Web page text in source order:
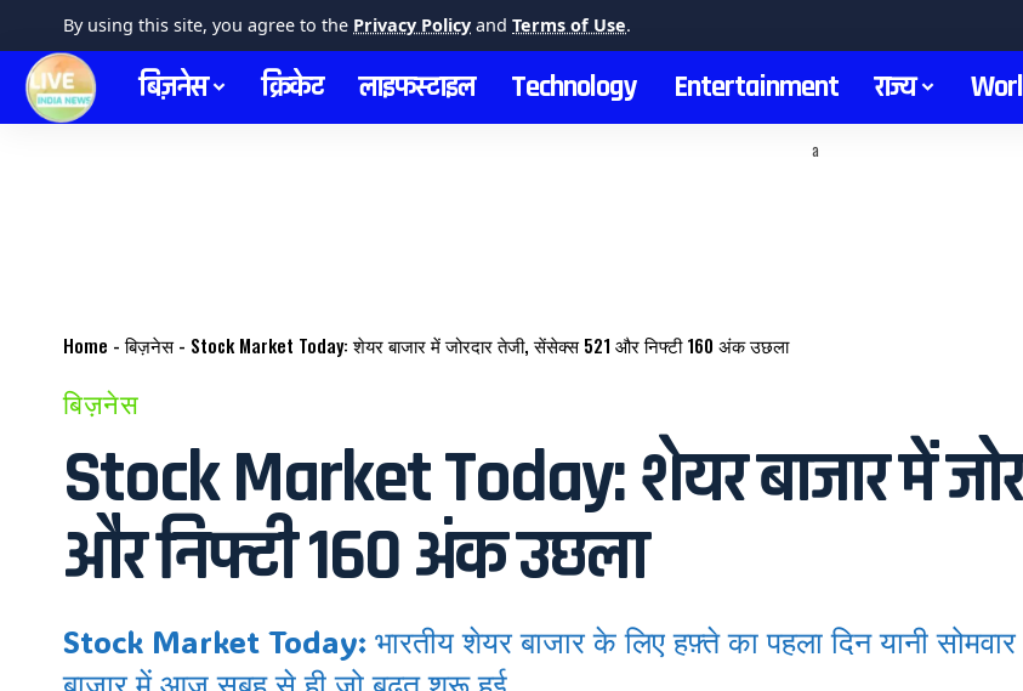
By using this site, you agree to the Privacy Policy and Terms of Use.
बिज़नेस क्रिकेट लाइफस्टाइल Technology Entertainment राज्य
a
Home -बिज़नेस- Stock Market Today: शेयर बाजार में जोरदार तेजी, सेंसेक्स 521 और निफ्टी 160 अंक उछला
बिज़नेस
Stock Market Today: शेयर बाजार में
और निफ्टी 160 अंक उछला
Stock Market Today: भारतीय शेयर बाजार के लिए हफ़्ते का पहला दिन यानी